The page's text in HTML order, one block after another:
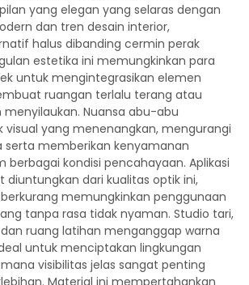
yang elegan yang selaras dengan
dan tren desain interior,
halus dibanding cermin perak
estetika ini memungkinkan para
untuk mengintegrasikan elemen
ruangan terlalu terang atau
Nuansa abu-abu
yang menenangkan, mengurangi
memberikan kenyamanan
berbagai kondisi pencahayaan. Aplikasi
diuntungkan dari kualitas optik ini,
memungkinkan penggunaan
tanpa rasa tidak nyaman. Studio tari,
ruang latihan menganggap warna
untuk menciptakan lingkungan
visibilitas jelas sangat penting
Material ini mempertahankan